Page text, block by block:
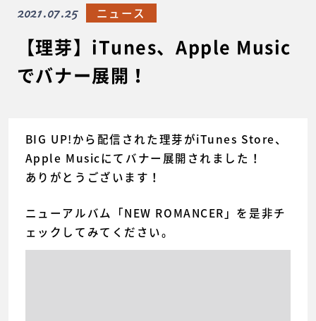
【理芽】iTunes、Apple Music
でバナー展開！
2021.07.25 ニュース
BIG UP!から配信された理芽がiTunes Store、
Apple Musicにてバナー展開されました！
ありがとうございます！
ニューアルバム「NEW ROMANCER」を是非チ
ェックしてみてください。